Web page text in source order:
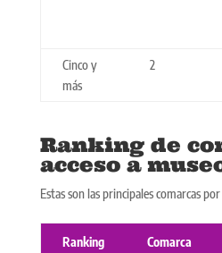
Cinco y
más
2
Ranking de
acceso a
Estas son las principales comarcas
Ranking Comarca